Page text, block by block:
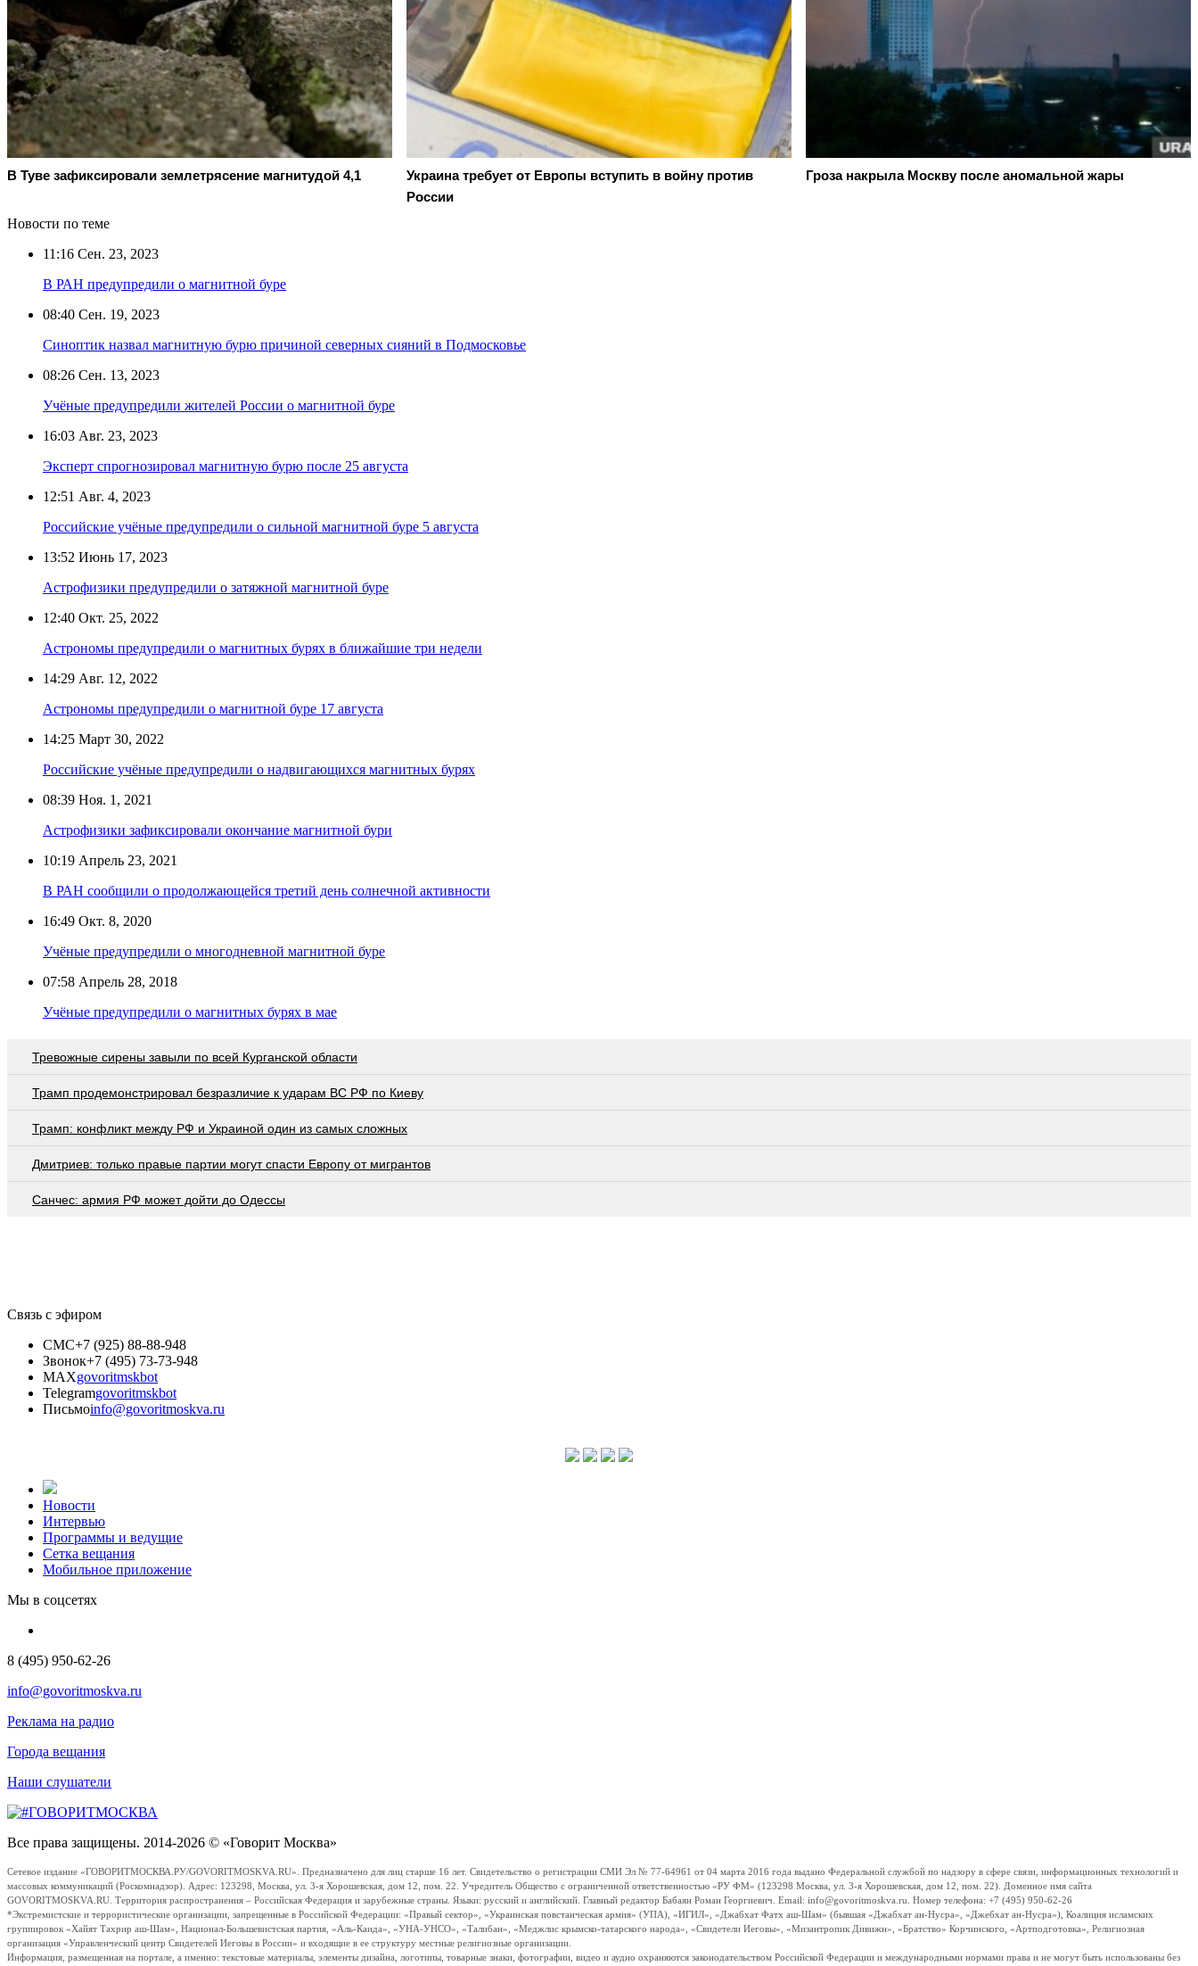
В Туве зафиксировали землетрясение магнитудой 4,1
Украина требует от Европы вступить в войну против
России
Гроза накрыла Москву после аномальной жары
Новости по теме
11:16 Сен. 23, 2023
В РАН предупредили о магнитной буре
08:40 Сен. 19, 2023
Синоптик назвал магнитную бурю причиной северных сияний в Подмосковье
08:26 Сен. 13, 2023
Учёные предупредили жителей России о магнитной буре
16:03 Авг. 23, 2023
Эксперт спрогнозировал магнитную бурю после 25 августа
12:51 Авг. 4, 2023
Российские учёные предупредили о сильной магнитной буре 5 августа
13:52 Июнь 17, 2023
Астрофизики предупредили о затяжной магнитной буре
12:40 Окт. 25, 2022
Астрономы предупредили о магнитных бурях в ближайшие три недели
14:29 Авг. 12, 2022
Астрономы предупредили о магнитной буре 17 августа
14:25 Март 30, 2022
Российские учёные предупредили о надвигающихся магнитных бурях
08:39 Ноя. 1, 2021
Астрофизики зафиксировали окончание магнитной бури
10:19 Апрель 23, 2021
В РАН сообщили о продолжающейся третий день солнечной активности
16:49 Окт. 8, 2020
Учёные предупредили о многодневной магнитной буре
07:58 Апрель 28, 2018
Учёные предупредили о магнитных бурях в мае
Тревожные сирены завыли по всей Курганской области
Трамп продемонстрировал безразличие к ударам ВС РФ по Киеву
Трамп: конфликт между РФ и Украиной один из самых сложных
Дмитриев: только правые партии могут спасти Европу от мигрантов
Санчес: армия РФ может дойти до Одессы
Связь с эфиром
СМС+7 (925) 88-88-948
Звонок+7 (495) 73-73-948
MAXgovoritmskbot
Telegramgovoritmskbot
Письмоinfo@govoritmoskva.ru
Новости
Интервью
Программы и ведущие
Сетка вещания
Мобильное приложение
Мы в соцсетях
8 (495) 950-62-26
info@govoritmoskva.ru
Реклама на радио
Города вещания
Наши слушатели
Все права защищены. 2014-2026 © «Говорит Москва»
Сетевое издание «ГОВОРИТМОСКВА.РУ/GOVORITMOSKVA.RU». Предназначено для лиц старше 16 лет. Свидетельство о регистрации СМИ Эл № 77-64961 от 04 марта 2016 года выдано Федеральной службой по надзору в сфере связи, информационных технологий и
массовых коммуникаций (Роскомнадзор). Адрес: 123298, Москва, ул. 3-я Хорошевская, дом 12, пом. 22. Учредитель Общество с ограниченной ответственностью «РУ ФМ» (123298 Москва, ул. 3-я Хорошевская, дом 12, пом. 22). Доменное имя сайта
GOVORITMOSKVA.RU. Территория распространения – Российская Федерация и зарубежные страны. Языки: русский и английский. Главный редактор Бабаян Роман Георгиевич. Email: info@govoritmoskva.ru. Номер телефона: +7 (495) 950-62-26
*Экстремистские и террористические организации, запрещенные в Российской Федерации: «Правый сектор», «Украинская повстанческая армия» (УПА), «ИГИЛ», «Джабхат Фатх аш-Шам» (бывшая «Джабхат ан-Нусра», «Джебхат ан-Нусра»), Коалиция исламских
группировок «Хайят Тахрир аш-Шам», Национал-Большевистская партия, «Аль-Каида», «УНА-УНСО», «Талибан», «Меджлис крымско-татарского народа», «Свидетели Иеговы», «Мизантропик Дивижн», «Братство» Корчинского, «Артподготовка», Религиозная
организация «Управленческий центр Свидетелей Иеговы в России» и входящие в ее структуру местные религиозные организации.
Информация, размещенная на портале, а именно: текстовые материалы, элементы дизайна, логотипы, товарные знаки, фотографии, видео и аудио охраняются законодательством Российской Федерации и международными нормами права и не могут быть использованы без